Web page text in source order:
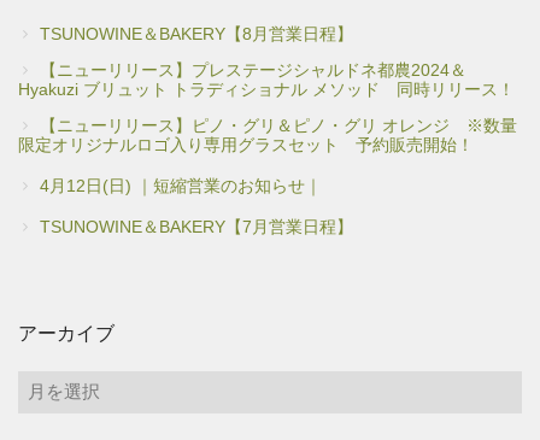
TSUNOWINE＆BAKERY【8月営業日程】
【ニューリリース】プレステージシャルドネ都農2024＆
Hyakuzi ブリュット トラディショナル メソッド 同時リリース！
【ニューリリース】ピノ・グリ＆ピノ・グリ オレンジ ※数量
限定オリジナルロゴ入り専用グラスセット 予約販売開始！
4月12日(日) ｜短縮営業のお知らせ｜
TSUNOWINE＆BAKERY【7月営業日程】
アーカイブ
ア